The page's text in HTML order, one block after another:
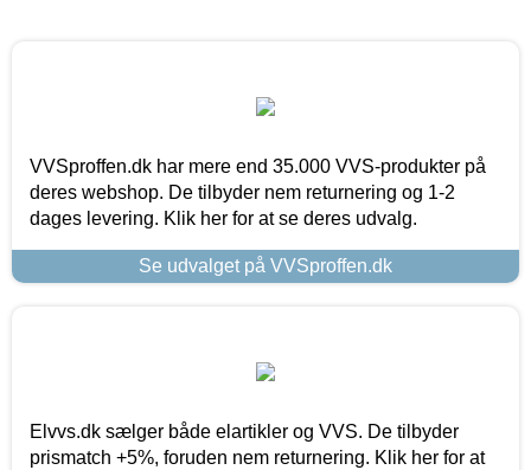
VVSproffen.dk har mere end 35.000 VVS-produkter på
deres webshop. De tilbyder nem returnering og 1-2
dages levering. Klik her for at se deres udvalg.
Se udvalget på VVSproffen.dk
Elvvs.dk sælger både elartikler og VVS. De tilbyder
prismatch +5%, foruden nem returnering. Klik her for at